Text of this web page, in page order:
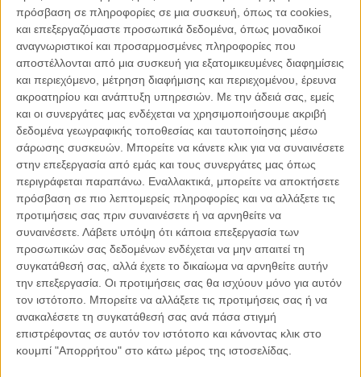
πρόσβαση σε πληροφορίες σε μια συσκευή, όπως τα cookies,
και επεξεργαζόμαστε προσωπικά δεδομένα, όπως μοναδικοί
αναγνωριστικοί και προσαρμοσμένες πληροφορίες που
αποστέλλονται από μια συσκευή για εξατομικευμένες διαφημίσεις
και περιεχόμενο, μέτρηση διαφήμισης και περιεχομένου, έρευνα
ακροατηρίου και ανάπτυξη υπηρεσιών. Με την άδειά σας, εμείς
και οι συνεργάτες μας ενδέχεται να χρησιμοποιήσουμε ακριβή
δεδομένα γεωγραφικής τοποθεσίας και ταυτοποίησης μέσω
σάρωσης συσκευών. Μπορείτε να κάνετε κλικ για να συναινέσετε
στην επεξεργασία από εμάς και τους συνεργάτες μας όπως
περιγράφεται παραπάνω. Εναλλακτικά, μπορείτε να αποκτήσετε
πρόσβαση σε πιο λεπτομερείς πληροφορίες και να αλλάξετε τις
προτιμήσεις σας πριν συναινέσετε ή να αρνηθείτε να
συναινέσετε. Λάβετε υπόψη ότι κάποια επεξεργασία των
προσωπικών σας δεδομένων ενδέχεται να μην απαιτεί τη
συγκατάθεσή σας, αλλά έχετε το δικαίωμα να αρνηθείτε αυτήν
την επεξεργασία. Οι προτιμήσεις σας θα ισχύουν μόνο για αυτόν
τον ιστότοπο. Μπορείτε να αλλάξετε τις προτιμήσεις σας ή να
ανακαλέσετε τη συγκατάθεσή σας ανά πάσα στιγμή
επιστρέφοντας σε αυτόν τον ιστότοπο και κάνοντας κλικ στο
κουμπί "Απορρήτου" στο κάτω μέρος της ιστοσελίδας.
26.01.2026, 15:42
ΜΑΣ ΑΦΟΡΆ, ΤΟ ΘΈΜΑ ΤΗΣ ΗΜΈΡΑΣ
Να αφήνεις τους ανθρώπους να είναι (letting
people be)